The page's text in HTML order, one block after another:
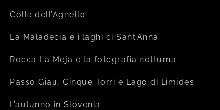
Colle dell’Agnello
La Maladecia e i laghi di Sant’Anna
Rocca La Meja e la fotografia notturna
Passo Giau, Cinque Torri e Lago di Limides
L’autunno in Slovenia